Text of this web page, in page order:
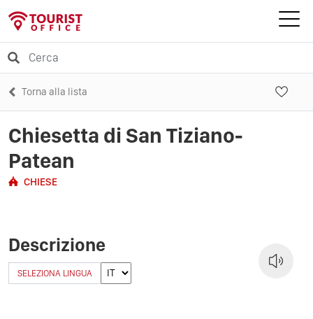
Torna alla lista
Chiesetta di San Tiziano-
Patean
CHIESE
Descrizione
SELEZIONA LINGUA